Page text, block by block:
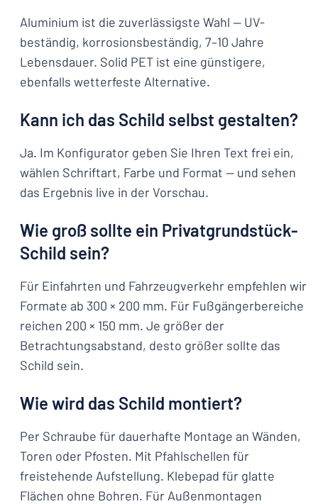
Aluminium ist die zuverlässigste Wahl — UV-
beständig, korrosionsbeständig, 7–10 Jahre
Lebensdauer. Solid PET ist eine günstigere,
ebenfalls wetterfeste Alternative.
Kann ich das Schild selbst gestalten?
Ja. Im Konfigurator geben Sie Ihren Text frei ein,
wählen Schriftart, Farbe und Format — und sehen
das Ergebnis live in der Vorschau.
Wie groß sollte ein Privatgrundstück-
Schild sein?
Für Einfahrten und Fahrzeugverkehr empfehlen wir
Formate ab 300 × 200 mm. Für Fußgängerbereiche
reichen 200 × 150 mm. Je größer der
Betrachtungsabstand, desto größer sollte das
Schild sein.
Wie wird das Schild montiert?
Per Schraube für dauerhafte Montage an Wänden,
Toren oder Pfosten. Mit Pfahlschellen für
freistehende Aufstellung. Klebepad für glatte
Flächen ohne Bohren. Für Außenmontagen